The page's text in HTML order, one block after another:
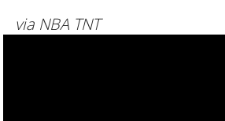
via NBA TNT